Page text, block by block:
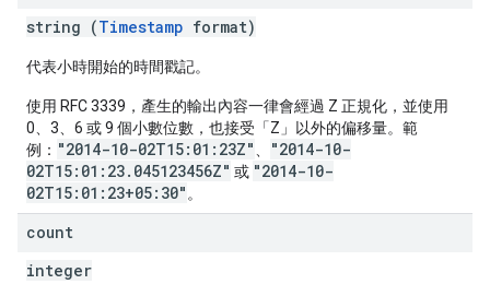
string (Timestamp format)
代表小時開始的時間戳記。
使用 RFC 3339，產生的輸出內容一律會經過 Z 正規化，並使用
0、3、6 或 9 個小數位數，也接受「Z」以外的偏移量。範
例： "2014-10-02T15:01:23Z"
"2014-10-
02T15:01:23.045123456Z" 或 "2014-10-
02T15:01:23+05:30" 。
count
integer